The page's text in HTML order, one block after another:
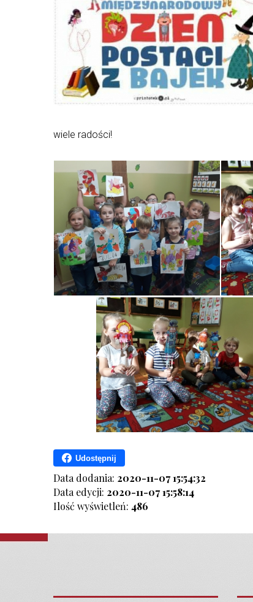
wiele radości!
Udostępnij
Data dodania: 2020-11-07 15:54:32
Data edycji: 2020-11-07 15:58:14
Ilość wyświetleń: 486